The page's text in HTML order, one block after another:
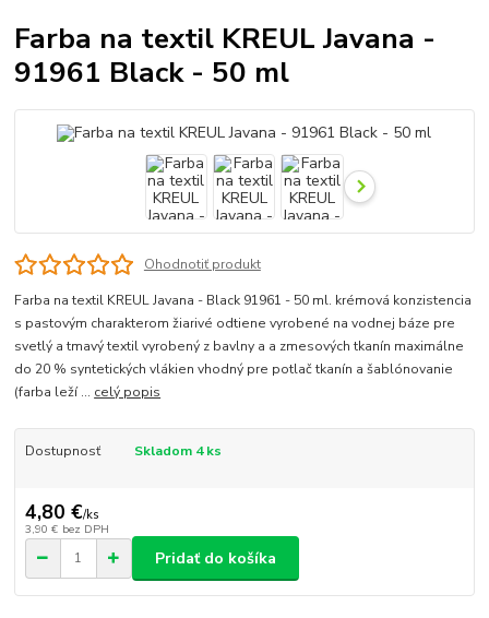
Farba na textil KREUL Javana -
91961 Black - 50 ml
Ohodnotiť produkt
Farba na textil KREUL Javana - Black 91961 - 50 ml. krémová konzistencia
s pastovým charakterom žiarivé odtiene vyrobené na vodnej báze pre
svetlý a tmavý textil vyrobený z bavlny a a zmesových tkanín maximálne
do 20 % syntetických vlákien vhodný pre potlač tkanín a šablónovanie
(farba leží ... celý popis
Dostupnosť Skladom 4 ks
4,80 €/ks
3,90 € bez DPH
Pridať do košíka